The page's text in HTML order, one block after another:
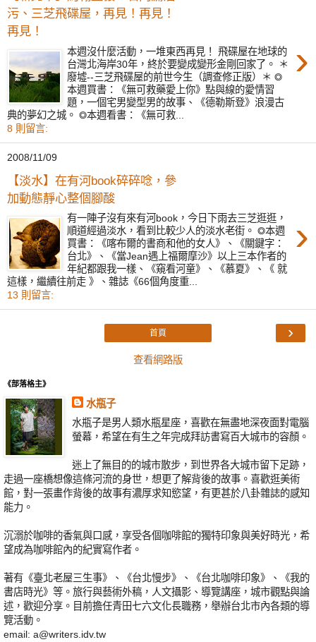
污、三芝飛碟屋，再見！再見！
再見！
›
本週沒什麼活動，一堆東西再見！ 飛碟屋在地球的
台灣北海岸30年，終於要變成變形金剛回家了。 ＊
廢墟--三芝飛碟屋的前世今生（調查修正版）＊ ◎
本週買書：《無可救藥愛上你》點與線的愛情習
題，一個宅男變型男的故事、《德勒斯登》浪漫古
典的夢幻之城。 ◎本週看書：《無可救...
8 則留言:
2008/11/09
【淡水】在有河book碎碎唸，參
加動態靜心整個腳酸
›
有一陣子沒有來有河book，今日下雨去三芝逛逛，
順道經過淡水，看到比較少人的淡水老街。 ◎本週
買書：《喀布爾的書商和他的女人》、《關鍵字：
台北》、《當Jean遇上福爾摩沙》以上三本作者的
年紀都跟我一樣、《窺看河童》、《慕夏》、《 就
這樣，繼續往前走 》、雜誌《66個角度重...
13 則留言:
›
首頁
查看網路版
《部落格主》
水瓶子
水瓶子是男人類水瓶星座，喜歡在無盡地深夜面對電腦
螢幕，希望在有生之年完成拜訪書寫百大城市的容顏。
迷上了無目的的城市散步，到世界各大城市留下足跡，
走過一座橋想像這條河流的身世，想更了解背後的故事。喜歡逛美術
館，對一張畫作背後的故事有濃厚求知慾望，有更甚於八卦雜誌的感知
能力。
沉溺於咖啡的香氣與口感，享受各個咖啡館的獨特印象與美好時光，希
望成為咖啡館內的紀實寫作者。
著有《臺北老屋三生事》、《台北慢步》、《台北咖啡印象》、《我的
書店時光》等。旅行與藝術外稿，人文攝影、導覽講座，城市觀點與論
述，歡迎分享。目前擔任青田七六文化長職務，舉辦台北市內各類的導
覽活動。
email: a@writers.idv.tw